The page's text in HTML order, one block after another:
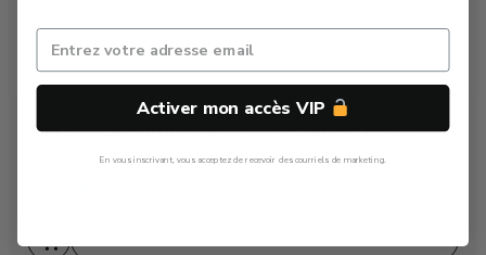
Air12 2026 EditionMini PC avec Intel® Pentium®
Gold 7505
Activer mon accès VIP
En vous inscrivant, vous acceptez de recevoir des courriels de marketing.